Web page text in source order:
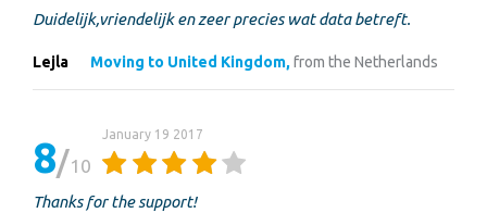
Duidelijk,vriendelijk en zeer precies wat data betreft.
Lejla Moving to United Kingdom,from the Netherlands
8 10
January 19 2017
Thanks for the support!